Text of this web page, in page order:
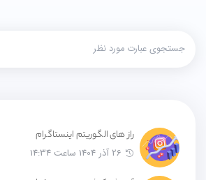
راز های الگوریتم اینستاگرام
26 آذر 1404 ساعت 14:34